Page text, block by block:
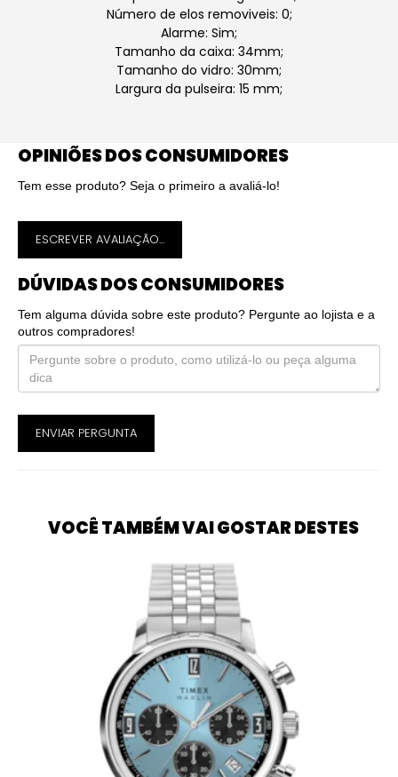
Número de elos removiveis: 0;
Alarme: Sim;
Tamanho da caixa: 34mm;
Tamanho do vidro: 30mm;
Largura da pulseira: 15 mm;
OPINIÕES DOS CONSUMIDORES
Tem esse produto? Seja o primeiro a avaliá-lo!
ESCREVER AVALIAÇÃO...
DÚVIDAS DOS CONSUMIDORES
Tem alguma dúvida sobre este produto? Pergunte ao lojista e a
outros compradores!
ENVIAR PERGUNTA
VOCÊ TAMBÉM VAI GOSTAR DESTES